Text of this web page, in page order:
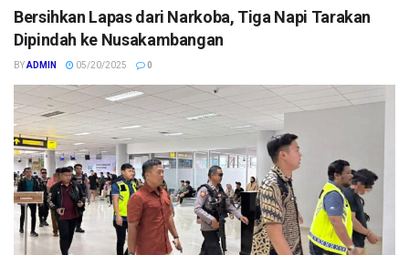
Bersihkan Lapas dari Narkoba, Tiga Napi Tarakan
Dipindah ke Nusakambangan
BYADMIN 05/20/2025 0